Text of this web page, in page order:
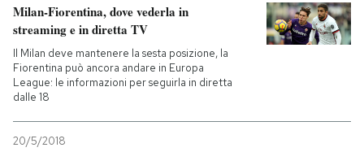
Politica
Tecnologia
Internet
Scienza
Economia
Consumismi
Ok Boomer!
Media
Altrecose
Milan-Fiorentina, dove vederla in
streaming e in diretta TV
Il Milan deve mantenere la sesta posizione, la
Fiorentina può ancora andare in Europa
League: le informazioni per seguirla in diretta
dalle 18
20/5/2018